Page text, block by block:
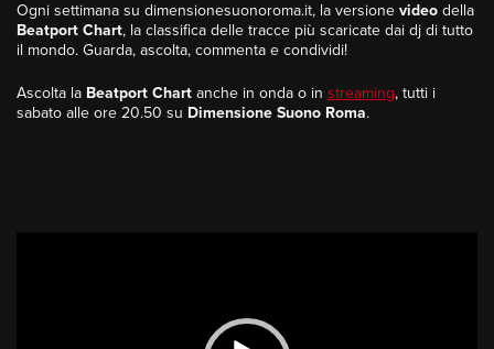
Ogni settimana su dimensionesuonoroma.it, la versione video della
Beatport Chart, la classifica delle tracce più scaricate dai dj di tutto
il mondo. Guarda, ascolta, commenta e condividi!
Ascolta la Beatport Chart anche in onda o in streaming, tutti i
sabato alle ore 20.50 su Dimensione Suono Roma.